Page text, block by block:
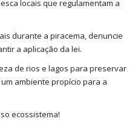
locais que regulamentam a
durante a piracema, denuncie
a aplicação da lei.
de rios e lagos para preservar
ambiente propício para a
ecossistema!